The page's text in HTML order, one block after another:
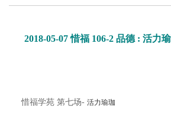
2018-05-07 惜福 106-2 品德 : 活力
惜福学苑 第七场- 活力瑜珈